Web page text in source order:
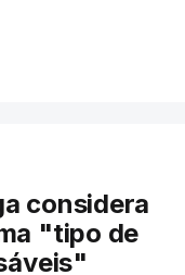
considera
"tipo de